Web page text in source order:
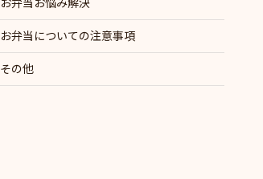
お弁当についての注意事項
その他